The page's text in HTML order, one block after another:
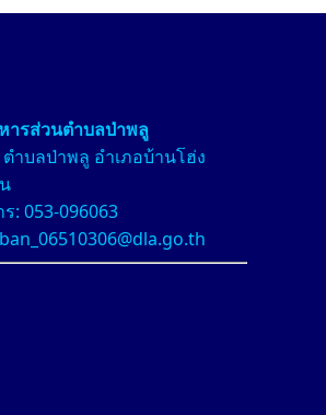
ารส่วนตำบลป่าพลู
ำบลป่าพลู อำเภอบ้านโฮ่ง
: 053-096063